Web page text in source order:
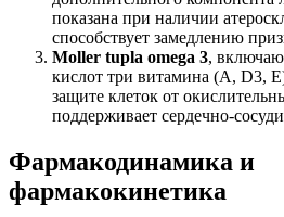
показана при наличии
способствует замедлению
Moller tupla omega 3,
кислот три витамина (А, D3,
защите клеток от
поддерживает сердечно-
Фармакодинамика и
фармакокинетика